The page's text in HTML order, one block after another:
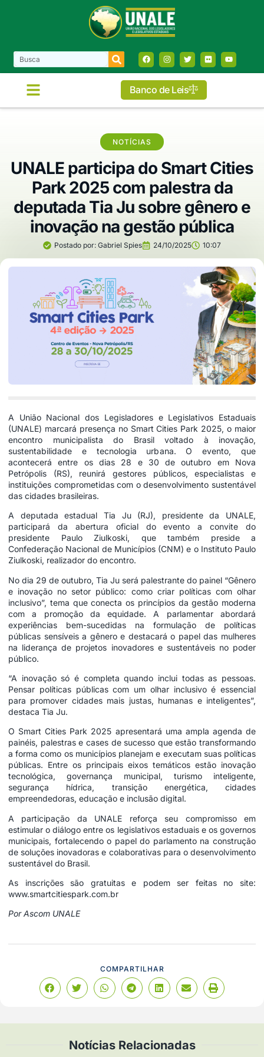
Banco de Leis
NOTÍCIAS
UNALE participa do Smart Cities
Park 2025 com palestra da
deputada Tia Ju sobre gênero e
inovação na gestão pública
Postado por: Gabriel Spies 24/10/2025 10:07
A União Nacional dos Legisladores e Legislativos Estaduais
(UNALE) marcará presença no Smart Cities Park 2025, o maior
encontro municipalista do Brasil voltado à inovação,
sustentabilidade e tecnologia urbana. O evento, que
acontecerá entre os dias 28 e 30 de outubro em Nova
Petrópolis (RS), reunirá gestores públicos, especialistas e
instituições comprometidas com o desenvolvimento sustentável
das cidades brasileiras.
A deputada estadual Tia Ju (RJ), presidente da UNALE,
participará da abertura oficial do evento a convite do
presidente Paulo Ziulkoski, que também preside a
Confederação Nacional de Municípios (CNM) e o Instituto Paulo
Ziulkoski, realizador do encontro.
No dia 29 de outubro, Tia Ju será palestrante do painel “Gênero
e inovação no setor público: como criar políticas com olhar
inclusivo”, tema que conecta os princípios da gestão moderna
com a promoção da equidade. A parlamentar abordará
experiências bem-sucedidas na formulação de políticas
públicas sensíveis a gênero e destacará o papel das mulheres
na liderança de projetos inovadores e sustentáveis no poder
público.
“A inovação só é completa quando inclui todas as pessoas.
Pensar políticas públicas com um olhar inclusivo é essencial
para promover cidades mais justas, humanas e inteligentes”,
destaca Tia Ju.
O Smart Cities Park 2025 apresentará uma ampla agenda de
painéis, palestras e cases de sucesso que estão transformando
a forma como os municípios planejam e executam suas políticas
públicas. Entre os principais eixos temáticos estão inovação
tecnológica, governança municipal, turismo inteligente,
segurança hídrica, transição energética, cidades
empreendedoras, educação e inclusão digital.
A participação da UNALE reforça seu compromisso em
estimular o diálogo entre os legislativos estaduais e os governos
municipais, fortalecendo o papel do parlamento na construção
de soluções inovadoras e colaborativas para o desenvolvimento
sustentável do Brasil.
As inscrições são gratuitas e podem ser feitas no site:
www.smartcitiespark.com.br
Por Ascom UNALE
COMPARTILHAR
Notícias Relacionadas